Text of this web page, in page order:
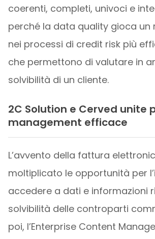
coerenti, completi, univoci e
perché la data quality gioca un
nei processi di credit risk più
che permettono di valutare in
solvibilità di un cliente.
2C Solution e Cerved unite
management efficace
L’avvento della fattura
moltiplicato le opportunità per
accedere a dati e informazioni
solvibilità delle controparti
poi, l’Enterprise Content